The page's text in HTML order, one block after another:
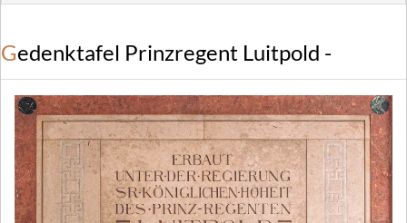
Gedenktafel Prinzregent Luitpold -